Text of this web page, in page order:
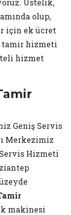
olup,
için ek ücret
tamir hizmeti
hizmet
Geniş Servis
Merkezimiz
Hizmeti
makinesi